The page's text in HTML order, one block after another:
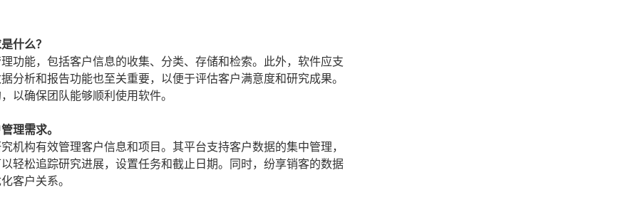
什么？
功能，包括客户信息的收集、分类、存储和检索。此外，软件应支
析和报告功能也至关重要，以便于评估客户满意度和研究成果。
以确保团队能够顺利使用软件。
理需求。
构有效管理客户信息和项目。其平台支持客户数据的集中管理，
轻松追踪研究进展，设置任务和截止日期。同时，纷享销客的数据
客户关系。